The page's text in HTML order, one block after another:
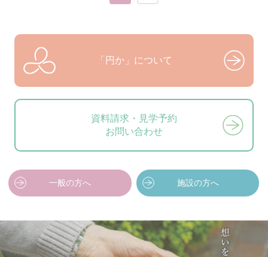
「円か」について
資料請求・見学予約
お問い合わせ
一般の方へ 施設の方へ